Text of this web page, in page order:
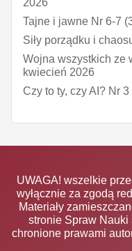
2026
Tajne i jawne Nr 6-7
Siły porządku i
Wojna wszystkich ze
kwiecień 2026
Czy to ty, czy AI? Nr
UWAGA! wszelkie
wyłącznie za zgodą
Materiały
stronie Spraw Nauki
chronione prawami